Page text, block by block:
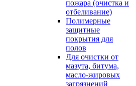
пожара (очистка и
отбеливание)
Полимерные
защитные
покрытия для
полов
Для очистки от
мазута, битума,
масло-жировых
загрязнений